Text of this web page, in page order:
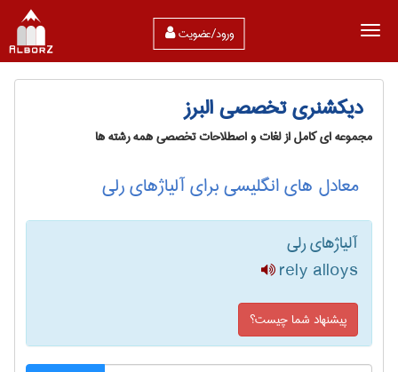
ورود/عضویت
دیکشنری تخصصی البرز
مجموعه ای کامل از لغات و اصطلاحات تخصصی همه رشته ها
معادل های انگلیسی برای آلیاژهای رلی
آلیاژهای رلی
rely alloys
پیشنهاد شما چیست؟